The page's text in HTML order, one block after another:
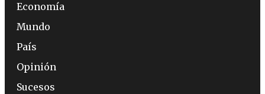
Economía
Mundo
País
Opinión
Sucesos